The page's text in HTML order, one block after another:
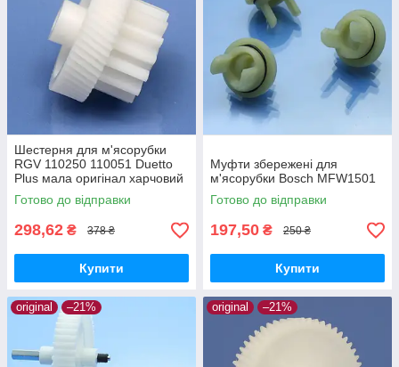
Шестерня для м'ясорубки
RGV 110250 110051 Duetto
Plus мала оригінал харчовий
пластик
Готово до відправки
298,62 ₴ 378 ₴
Купити
Муфти збережені для
м'ясорубки Bosch MFW1501
Готово до відправки
197,50 ₴ 250 ₴
Купити
original –21% original –21%